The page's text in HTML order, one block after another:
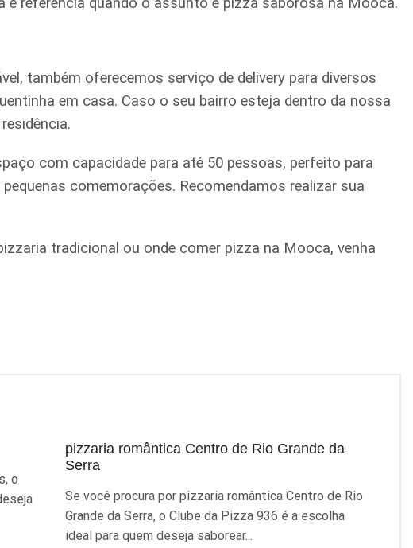
também oferecemos serviço de delivery para diversos
em casa. Caso o seu bairro esteja dentro da nossa
com capacidade para até 50 pessoas, perfeito para
comemorações. Recomendamos realizar sua
tradicional ou onde comer pizza na Mooca, venha
o
pizzaria romântica Centro de Rio Grande da
Serra
Se você procura por pizzaria romântica Centro de Rio
Grande da Serra, o Clube da Pizza 936 é a escolha
ideal para quem deseja saborear...